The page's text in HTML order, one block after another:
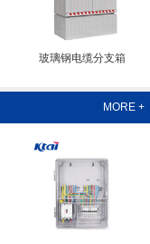
玻璃钢电缆分支箱
MORE +